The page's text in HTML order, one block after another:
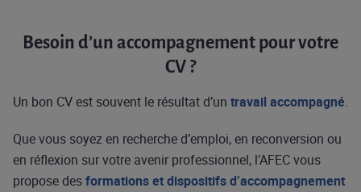
Besoin d’un accompagnement pour votre
CV ?
Un bon CV est souvent le résultat d’un travail accompagné.
Que vous soyez en recherche d’emploi, en reconversion ou
en réflexion sur votre avenir professionnel, l’AFEC vous
propose desformations et dispositifs d’accompagnement